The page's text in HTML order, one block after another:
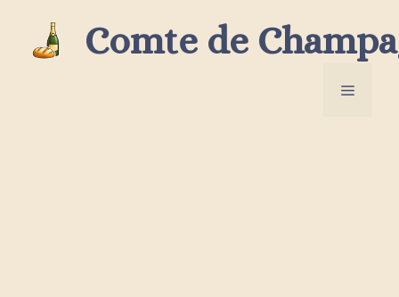
contenu
Comte de
Menu